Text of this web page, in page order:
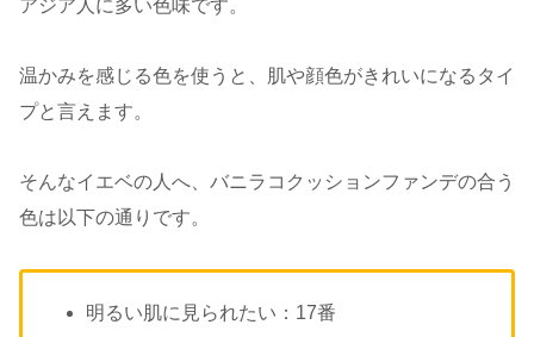
アジア人に多い色味です。
温かみを感じる色を使うと、肌や顔色がきれいになるタイ
プと言えます。
そんなイエベの人へ、バニラコクッションファンデの合う
色は以下の通りです。
明るい肌に見られたい：17番